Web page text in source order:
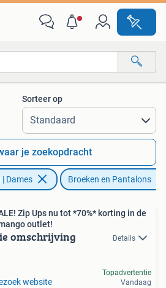
afstanden…
Sorteer op
je zoekopdracht
| Dames Broeken en Pantalons
Zip Ups nu tot *70%* korting in de
outlet!
omschrijving Details
website
Topadvertentie
Vandaag